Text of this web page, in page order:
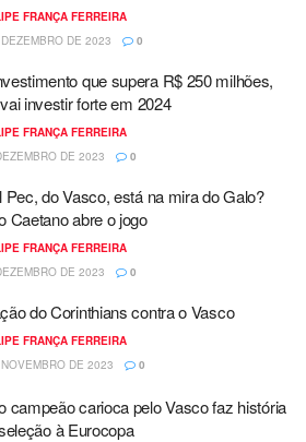
FRANÇA FERREIRA
DE 2023
0
que supera R$ 250 milhões,
investir forte em 2024
FRANÇA FERREIRA
DE 2023
0
Pec, do Vasco, está na mira do Galo?
Caetano abre o jogo
FRANÇA FERREIRA
DE 2023
0
do Corinthians contra o Vasco
FRANÇA FERREIRA
DE 2023
0
campeão carioca pelo Vasco faz história
à Eurocopa